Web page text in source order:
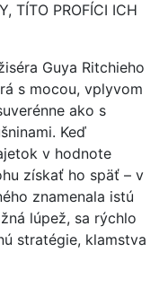
TÍTO PROFÍCI ICH
Guya Ritchieho
s mocou, vplyvom
ako s
Keď
v hodnote
získať ho späť – v
znamenala istú
lúpež, sa rýchlo
stratégie, klamstva